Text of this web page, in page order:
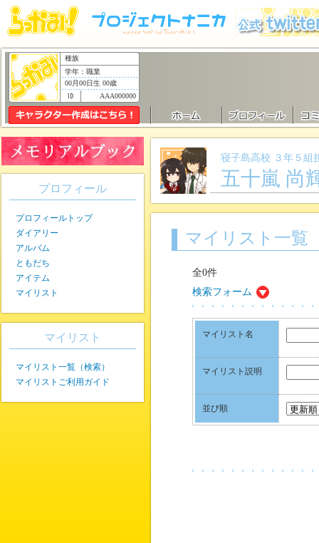
種族
学年：職業
00月00日生 00歳
AAA000000
寝子島高校 ３年５組
五十嵐 尚
マイリスト一覧
全0件
検索フォーム
マイリスト名
マイリスト説明
並び順
プロフィール
プロフィールトップ
ダイアリー
アルバム
ともだち
アイテム
マイリスト
マイリスト
マイリスト一覧（検索）
マイリストご利用ガイド